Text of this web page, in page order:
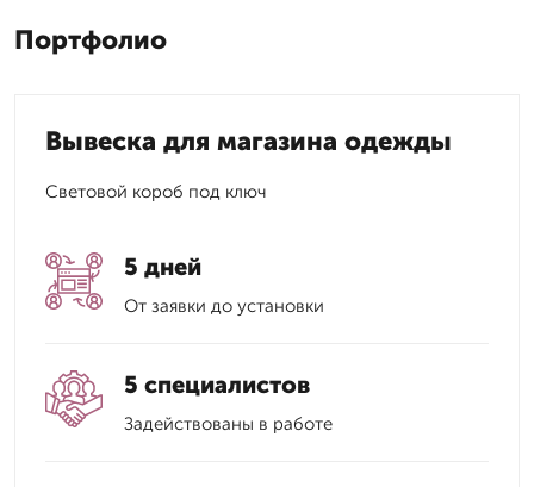
Портфолио
Вывеска для магазина одежды
Световой короб под ключ
5 дней
От заявки до установки
5 специалистов
Задействованы в работе